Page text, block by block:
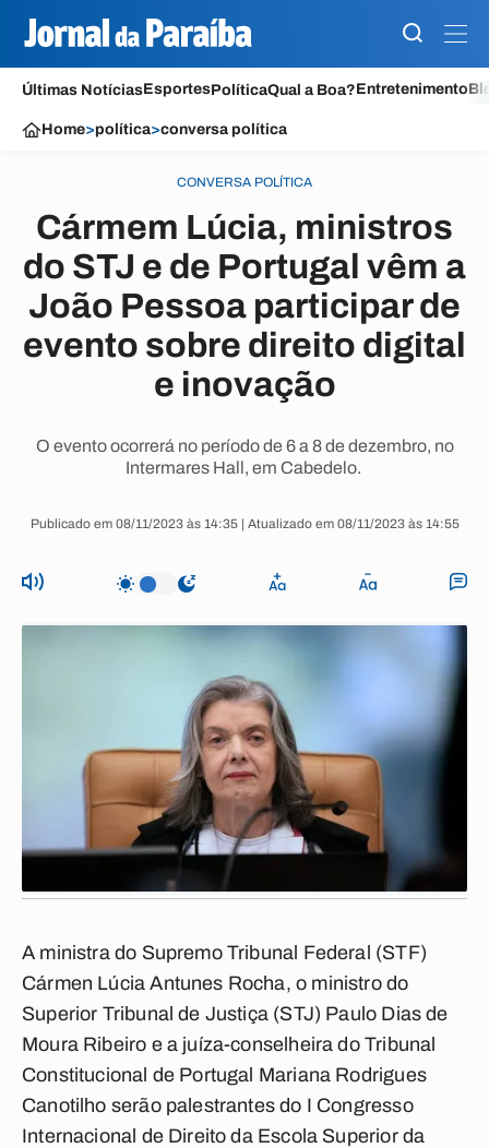
Últimas NotíciasEsportesPolíticaQual a Boa?Entretenimento
Home>política>conversa política
CONVERSA POLÍTICA
Cármem Lúcia, ministros
do STJ e de Portugal vêm a
João Pessoa participar de
evento sobre direito digital
e inovação
O evento ocorrerá no período de 6 a 8 de dezembro, no
Intermares Hall, em Cabedelo.
Publicado em 08/11/2023 às 14:35 | Atualizado em 08/11/2023 às 14:55
A ministra do Supremo Tribunal Federal (STF)
Cármen Lúcia Antunes Rocha, o ministro do
Superior Tribunal de Justiça (STJ) Paulo Dias de
Moura Ribeiro e a juíza-conselheira do Tribunal
Constitucional de Portugal Mariana Rodrigues
Canotilho serão palestrantes do I Congresso
Internacional de Direito da Escola Superior da